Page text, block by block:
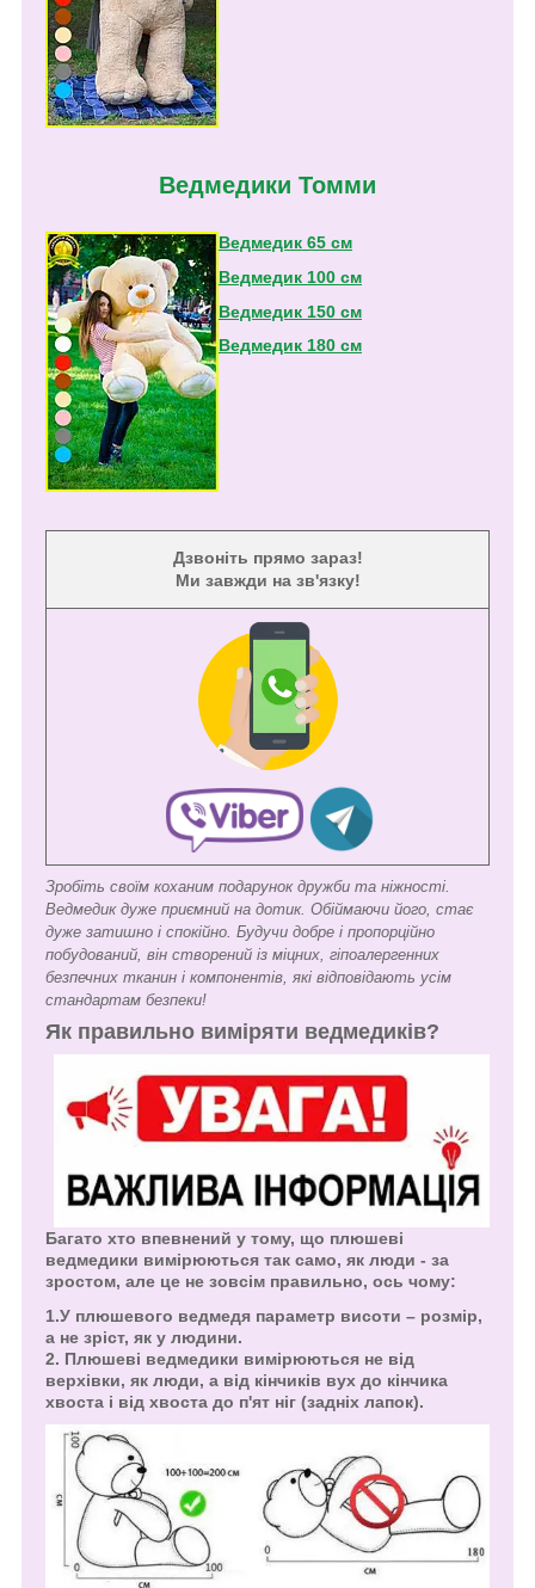
Ведмедики Томми
Ведмедик 65 см
Ведмедик 100 см
Ведмедик 150 см
Ведмедик 180 см
Дзвоніть прямо зараз!
Ми завжди на зв'язку!
Зробіть своїм коханим подарунок дружби та ніжності.
Ведмедик дуже приємний на дотик. Обіймаючи його, стає
дуже затишно і спокійно. Будучи добре і пропорційно
побудований, він створений із міцних, гіпоалергенних
безпечних тканин і компонентів, які відповідають усім
стандартам безпеки!
Як правильно виміряти ведмедиків?
Багато хто впевнений у тому, що плюшеві
ведмедики вимірюються так само, як люди - за
зростом, але це не зовсім правильно, ось чому:
1.У плюшевого ведмедя параметр висоти – розмір,
а не зріст, як у людини.
2. Плюшеві ведмедики вимірюються не від
верхівки, як люди, а від кінчиків вух до кінчика
хвоста і від хвоста до п'ят ніг (задніх лапок).